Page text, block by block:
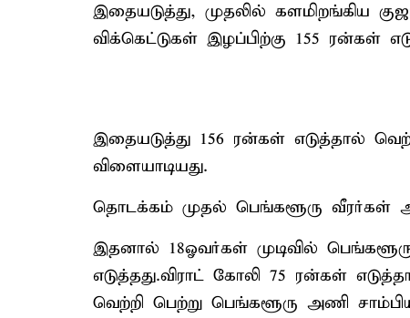
இதையடுத்து, முதலில் களமிறங்கிய
விக்கெட்டுகள் இழப்பிற்கு 155 ரன்கள்
இதையடுத்து 156 ரன்கள் எடுத்தால்
விளையாடியது.
தொடக்கம் முதல் பெங்களூரு வீரர்கள்
இதனால் 18ஓவர்கள் முடிவில்
எடுத்தது.விராட் கோலி 75 ரன்கள்
வெற்றி பெற்று பெங்களூரு அணி